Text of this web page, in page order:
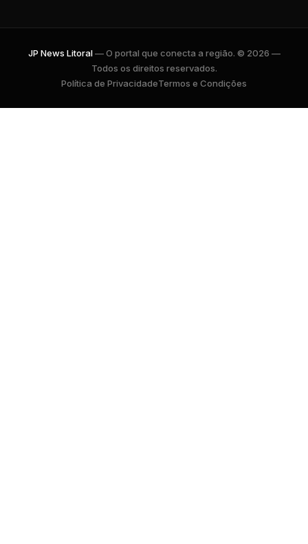
JP News Litoral— O portal que conecta a região. © 2026 —
Todos os direitos reservados.
Política de PrivacidadeTermos e Condições